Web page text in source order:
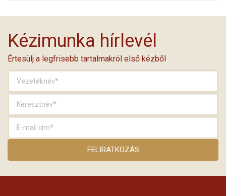
Kézimunka hírlevél
Értesülj a legfrisebb tartalmakról első kézből